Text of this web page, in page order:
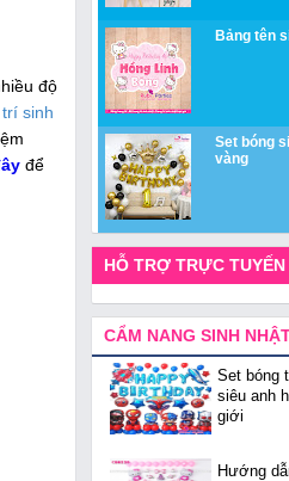
độ
sinh
để
Bảng tên
Set bóng
vàng
HỖ TRỢ TRỰC TUYẾN
CẨM NANG SINH
Set bóng
siêu anh
giới
Hướng